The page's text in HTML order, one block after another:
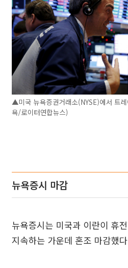
▲미국 뉴욕증권거래소(NYSE)에서 트
욕/로이터연합뉴스)
뉴욕증시 마감
뉴욕증시는 미국과 이란이 휴
지속하는 가운데 혼조 마감했